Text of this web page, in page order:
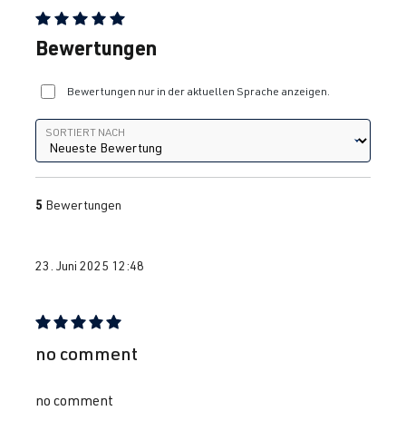
Durchschnittliche Bewertung von 5 von 5 Sternen
Bewertungen
Bewertungen nur in der aktuellen Sprache anzeigen.
Sortiert nach
SORTIERT NACH
5 Bewertungen
23. Juni 2025 12:48
Bewertung mit 5 von 5 Sternen
no comment
no comment